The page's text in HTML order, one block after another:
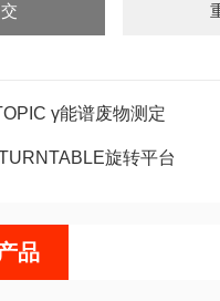
γ能谱废物测定
旋转平台
品